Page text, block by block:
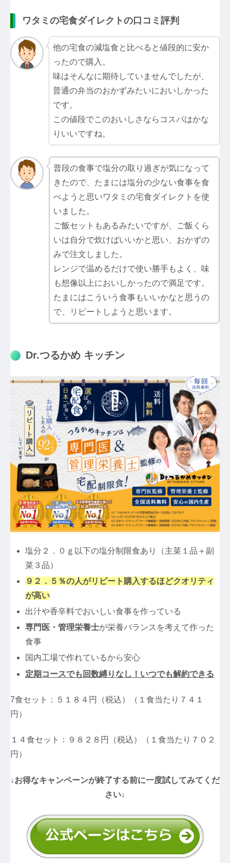
ワタミの宅食ダイレクトの口コミ評判
他の宅食の減塩食と比べると値段的に安か
ったので購入。
味はそんなに期待していませんでしたが、
普通の弁当のおかずみたいにおいしかった
です。
この値段でこのおいしさならコスパはかな
りいいですね。
普段の食事で塩分の取り過ぎが気になって
きたので、たまには塩分の少ない食事を食
べようと思いワタミの宅食ダイレクトを使
いました。
ご飯セットもあるみたいですが、ご飯くら
いは自分で炊けばいいかと思い、おかずの
みで注文しました。
レンジで温めるだけで使い勝手もよく、味
も想像以上においしかったので満足です。
たまにはこういう食事もいいかなと思うの
で、リピートしようと思います。
Dr.つるかめ キッチン
塩分２．０ｇ以下の塩分制限食あり（主菜１品＋副
菜３品）
９２．５％の人がリピート購入するほどクオリティ
が高い
出汁や香辛料でおいしい食事を作っている
専門医・管理栄養士が栄養バランスを考えて作った
食事
国内工場で作れているから安心
定期コースでも回数縛りなし！いつでも解約できる
7食セット：５１８４円（税込）（１食当たり７４１
円）
１４食セット：９８２８円（税込）（１食当たり７０２
円）
↓お得なキャンペーンが終了する前に一度試してみてくだ
さい↓